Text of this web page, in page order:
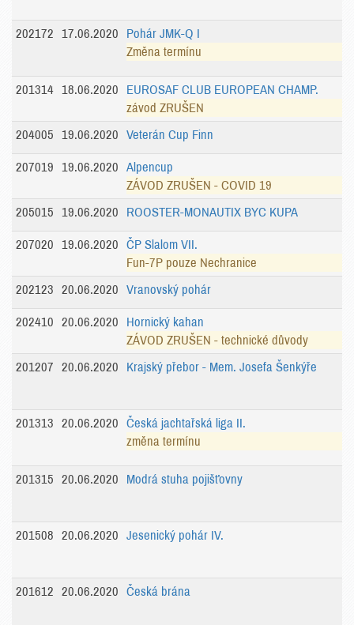
202172 17.06.2020
Pohár JMK-Q I
Změna termínu
201314 18.06.2020
EUROSAF CLUB EUROPEAN CHAMP.
závod ZRUŠEN
204005
19.06.2020 Veterán Cup Finn
207019 19.06.2020
Alpencup
ZÁVOD ZRUŠEN - COVID 19
205015
19.06.2020 ROOSTER-MONAUTIX BYC KUPA
207020 19.06.2020
ČP Slalom VII.
Fun-7P pouze Nechranice
202123
20.06.2020 Vranovský pohár
202410 20.06.2020
Hornický kahan
ZÁVOD ZRUŠEN - technické důvody
201207
20.06.2020 Krajský přebor - Mem. Josefa Šenkýře
201313 20.06.2020
Česká jachtařská liga II.
změna termínu
201315 20.06.2020 Modrá stuha pojišťovny
201508 20.06.2020 Jesenický pohár IV.
201612 20.06.2020 Česká brána